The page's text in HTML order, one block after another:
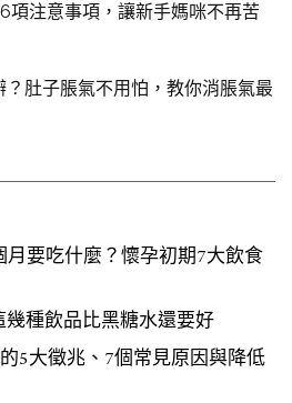
項注意事項，讓新手媽咪不再苦
肚子脹氣不用怕，教你消脹氣最
月要吃什麼？懷孕初期7大飲食
種飲品比黑糖水還要好
5大徵兆、7個常見原因與降低